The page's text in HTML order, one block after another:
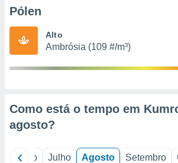
estudos
1199
Pólen
Alto
Ambrósia (109 #/m³)
Como está o tempo em
agosto?
Junho Julho Agosto Setembro